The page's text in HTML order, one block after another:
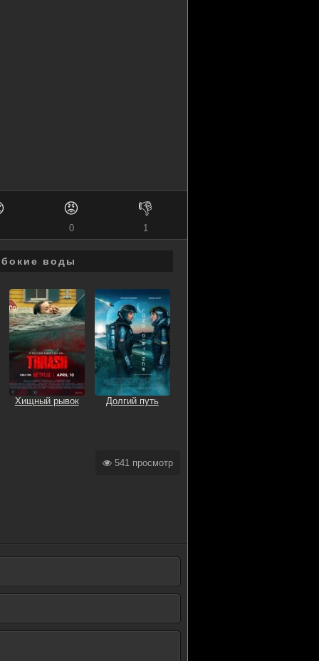
😡
0
👎
1
воды
Хищный рывок Долгий путь
541 просмотр